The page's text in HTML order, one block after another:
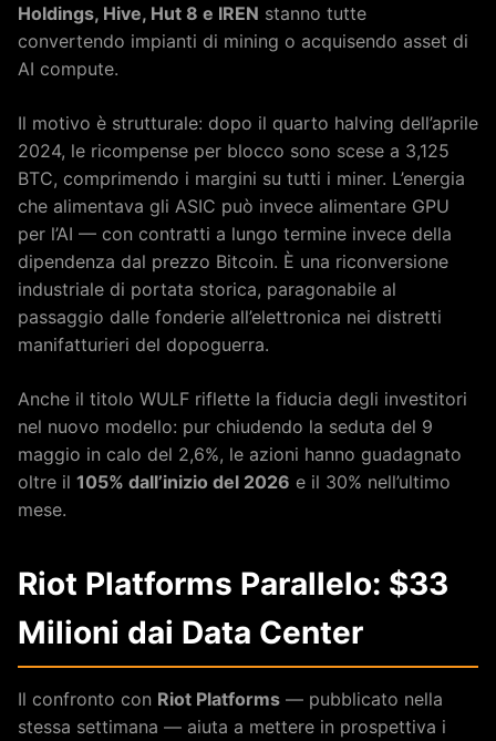
Holdings, Hive, Hut 8 e IREN stanno tutte
convertendo impianti di mining o acquisendo asset di
AI compute.
Il motivo è strutturale: dopo il quarto halving dell’aprile
2024, le ricompense per blocco sono scese a 3,125
BTC, comprimendo i margini su tutti i miner. L’energia
che alimentava gli ASIC può invece alimentare GPU
per l’AI — con contratti a lungo termine invece della
dipendenza dal prezzo Bitcoin. È una riconversione
industriale di portata storica, paragonabile al
passaggio dalle fonderie all’elettronica nei distretti
manifatturieri del dopoguerra.
Anche il titolo WULF riflette la fiducia degli investitori
nel nuovo modello: pur chiudendo la seduta del 9
maggio in calo del 2,6%, le azioni hanno guadagnato
oltre il 105% dall’inizio del 2026 e il 30% nell’ultimo
mese.
Riot Platforms Parallelo: $33
Milioni dai Data Center
Il confronto con Riot Platforms — pubblicato nella
stessa settimana — aiuta a mettere in prospettiva i